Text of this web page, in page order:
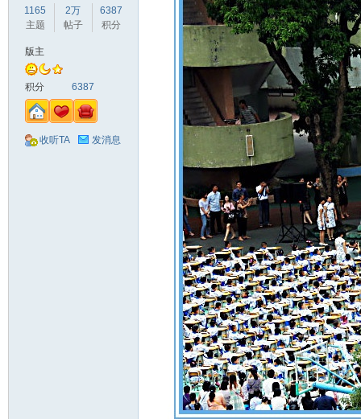
1165
主题
2万
帖子
6387
积分
版主
积分 6387
收听TA 发消息